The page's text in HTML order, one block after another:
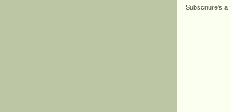
Subscriure's a: